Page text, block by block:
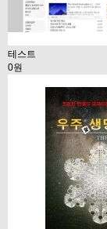
테스트
0원